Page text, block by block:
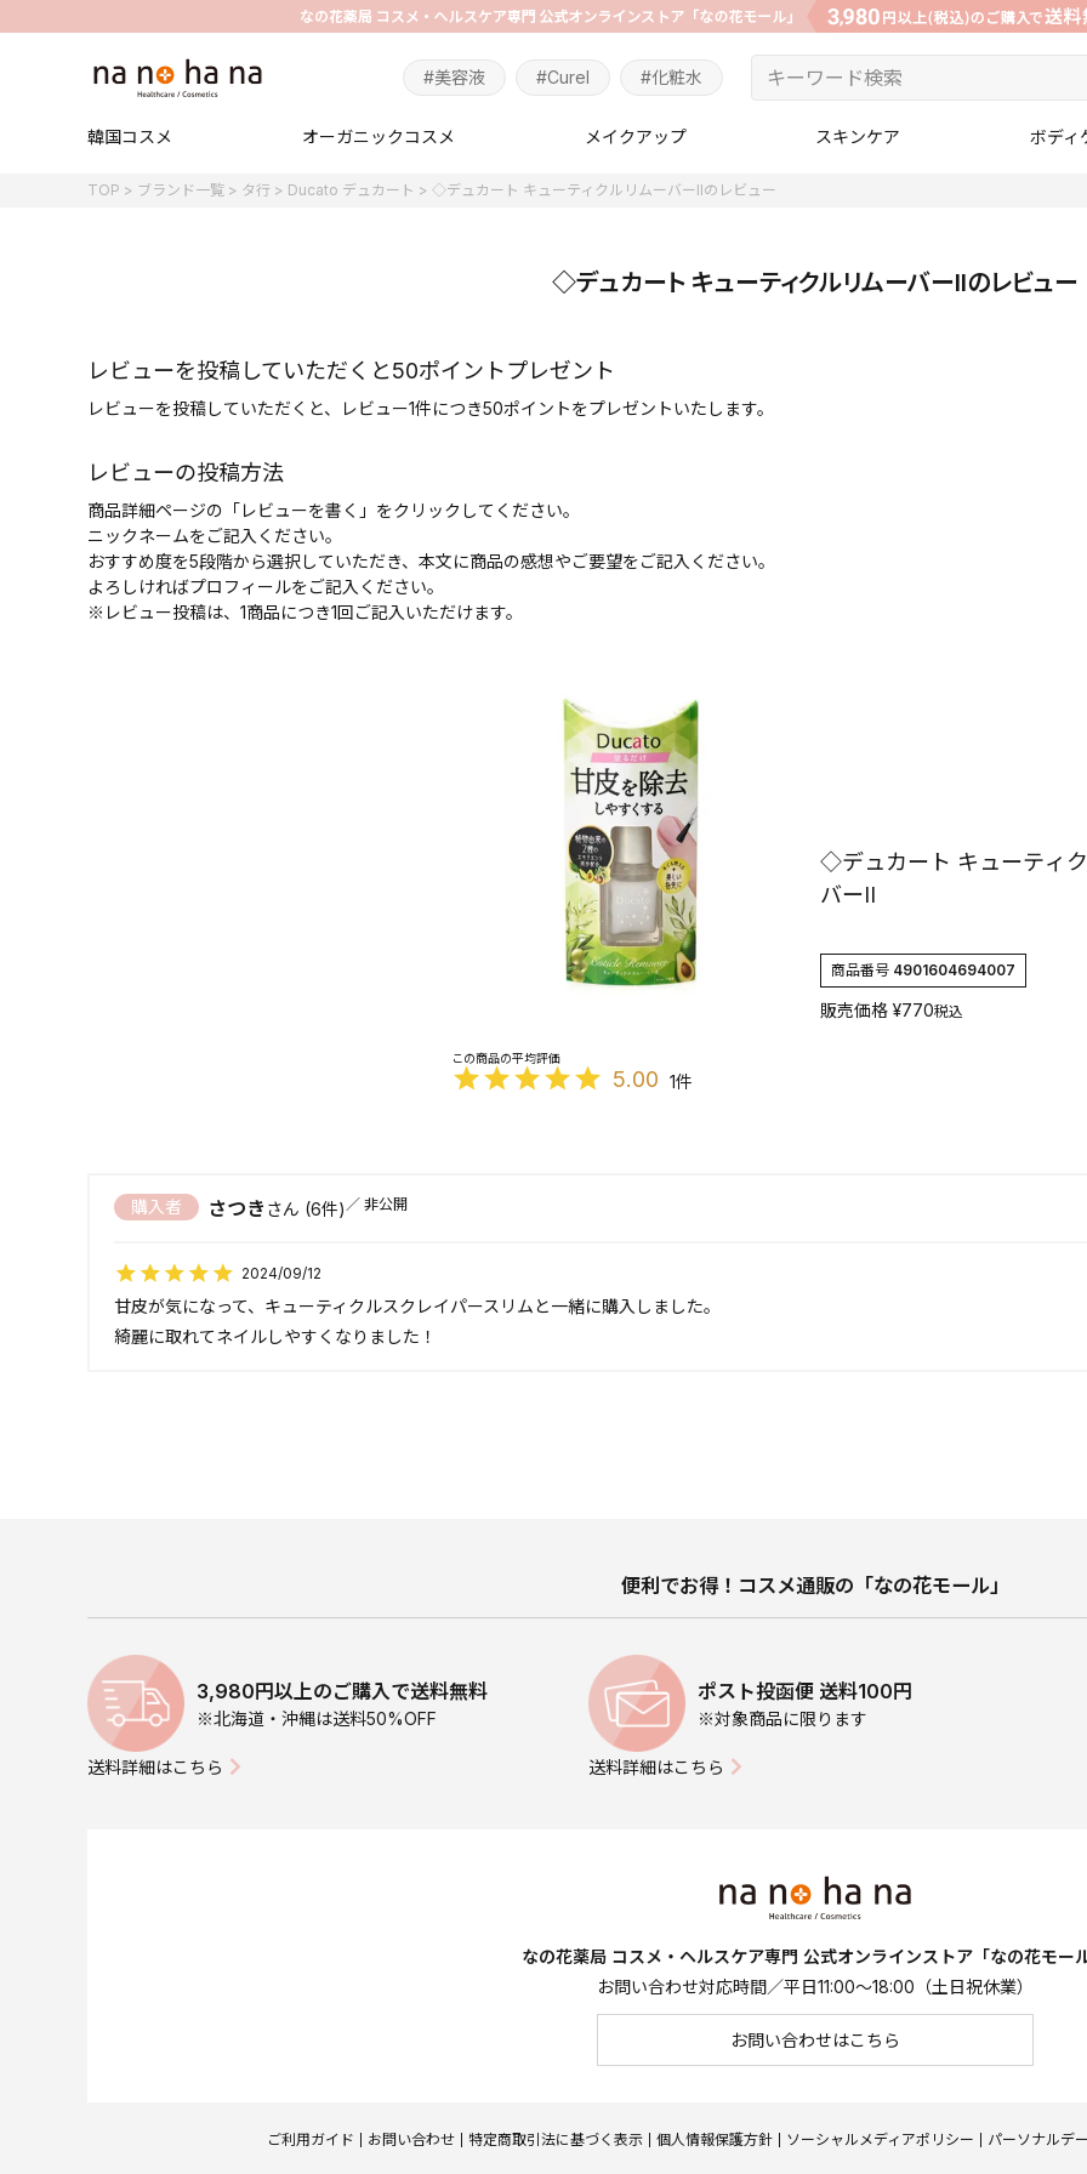
#化粧水
#Curel
#美容液
韓国コスメ オーガニックコスメ メイクアップ スキンケア ボディ
TOP ブランド一覧 タ行 Ducato デュカート ◇デュカート キューティクルリムーバーIIのレビュー
◇デュカート キューティクルリムーバーIIのレビュー
レビューを投稿していただくと50ポイントプレゼント
レビューを投稿していただくと、レビュー1件につき50ポイントをプレゼントいたします。
レビューの投稿方法
商品詳細ページの「レビューを書く」をクリックしてください。
ニックネームをご記入ください。
おすすめ度を5段階から選択していただき、本文に商品の感想やご要望をご記入ください。
よろしければプロフィールをご記入ください。
※レビュー投稿は、1商品につき1回ご記入いただけます。
◇デュカート キューティ
バーII
商品番号 4901604694007
販売価格 ¥770税込
5.00 1
さつき 6
購入者 非公開
2024/09/12
甘皮が気になって、キューティクルスクレイパースリムと一緒に購入しました。
便利でお得！コスメ通販の「なの花モール」
3,980円以上のご購入で送料無料
※北海道・沖縄は送料50%OFF
送料詳細はこちら
ポスト投函便 送料100円
※対象商品に限ります
送料詳細はこちら
なの花薬局 コスメ・ヘルスケア専門 公式オンラインストア「なの花モール
お問い合わせ対応時間／平日11:00～18:00（土日祝休業）
お問い合わせはこちら
ご利用ガイド お問い合わせ 特定商取引法に基づく表示 個人情報保護方針 ソーシャルメディアポリシー パーソナルデ